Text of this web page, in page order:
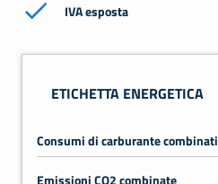
IVA esposta
ETICHETTA ENERGETICA
Consumi di carburante combinati
Emissioni CO2 combinate